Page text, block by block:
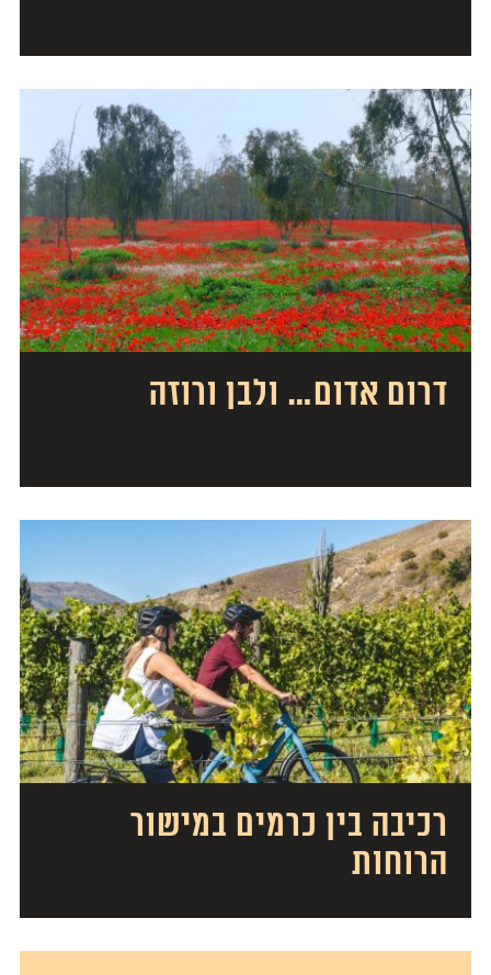
דרום אדום… ולבן ורוזה
רכיבה בין כרמים במישור
הרוחות